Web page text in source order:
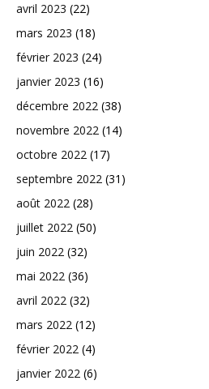
avril 2023 (22)
mars 2023 (18)
février 2023 (24)
janvier 2023 (16)
décembre 2022 (38)
novembre 2022 (14)
octobre 2022 (17)
septembre 2022 (31)
août 2022 (28)
juillet 2022 (50)
juin 2022 (32)
mai 2022 (36)
avril 2022 (32)
mars 2022 (12)
février 2022 (4)
janvier 2022 (6)